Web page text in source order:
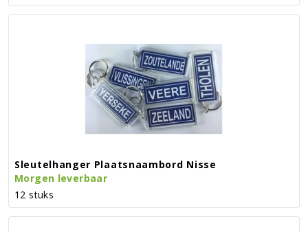
Sleutelhanger Plaatsnaambord Nisse
Morgen leverbaar
12 stuks